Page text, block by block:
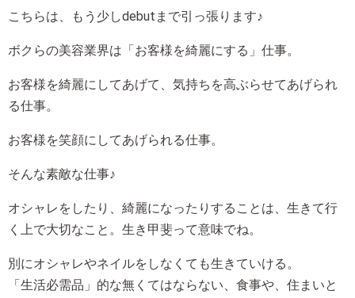
こちらは、もう少しdebutまで引っ張ります♪
ボクらの美容業界は「お客様を綺麗にする」仕事。
お客様を綺麗にしてあげて、気持ちを高ぶらせてあげられ
る仕事。
お客様を笑顔にしてあげられる仕事。
そんな素敵な仕事♪
オシャレをしたり、綺麗になったりすることは、生きて行
く上で大切なこと。生き甲斐って意味でね。
別にオシャレやネイルをしなくても生きていける。
「生活必需品」的な無くてはならない、食事や、住まいと